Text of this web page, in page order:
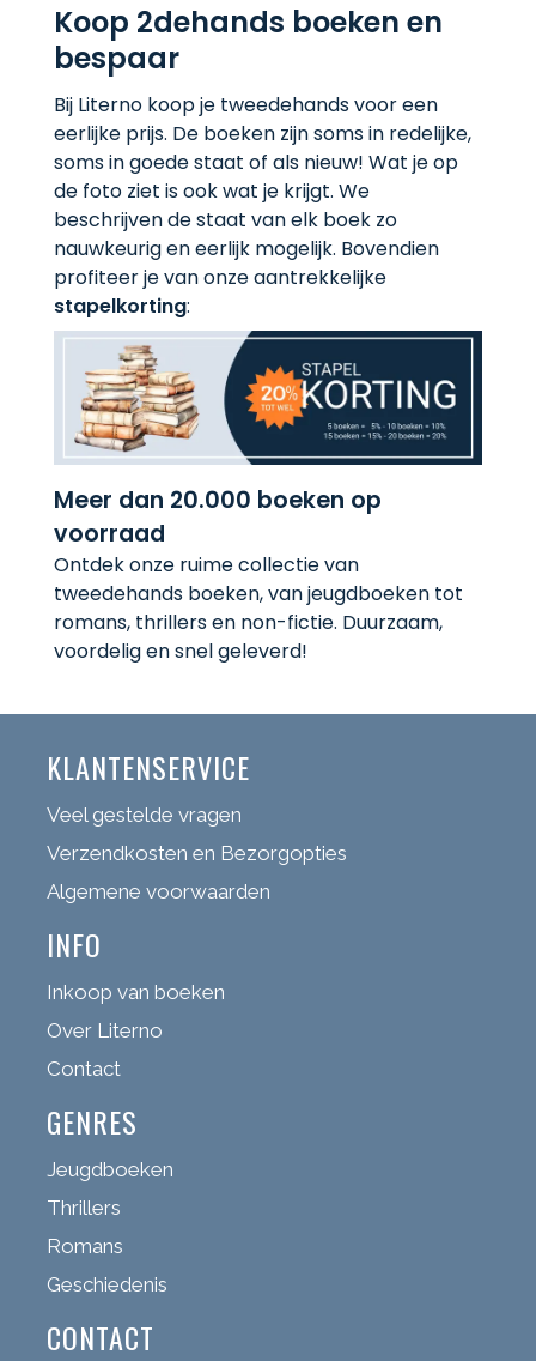
Koop 2dehands boeken en
bespaar
Bij Literno koop je tweedehands voor een
eerlijke prijs. De boeken zijn soms in redelijke,
soms in goede staat of als nieuw! Wat je op
de foto ziet is ook wat je krijgt. We
beschrijven de staat van elk boek zo
nauwkeurig en eerlijk mogelijk. Bovendien
profiteer je van onze aantrekkelijke
stapelkorting:
Meer dan 20.000 boeken op
voorraad
Ontdek onze ruime collectie van
tweedehands boeken, van jeugdboeken tot
romans, thrillers en non-fictie. Duurzaam,
voordelig en snel geleverd!
KLANTENSERVICE
Veel gestelde vragen
Verzendkosten en Bezorgopties
Algemene voorwaarden
INFO
Inkoop van boeken
Over Literno
Contact
GENRES
Jeugdboeken
Thrillers
Romans
Geschiedenis
CONTACT